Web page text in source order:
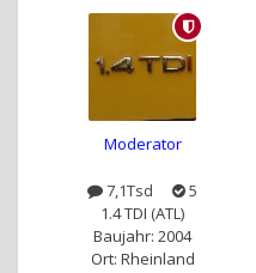
Moderator
7,1Tsd
5
1.4 TDI (ATL)
Baujahr: 2004
Ort: Rheinland